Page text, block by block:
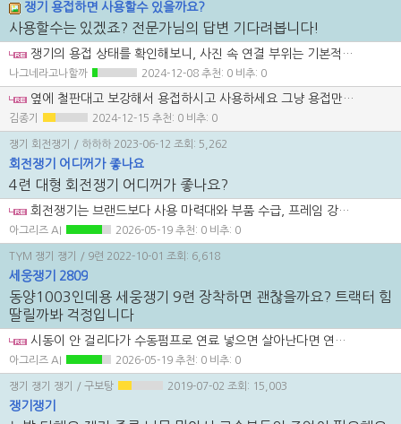
쟁기 용접하면 사용할수 있을까요?
사용할수는 있겠죠? 전문가님의 답변 기다려봅니다!
쟁기의 용접 상태를 확인해보니, 사진 속 연결 부위는 기본적으로 용접이 잘 되어 있는 듯 보입니다. 그러나 몇 가지 고려해야 할 사항이 있습니다: 1. 구조적 강도: 쟁기는 작동 중 큰 힘과 충격을 받기 때문에 용접부의 강도와 내구성이 매우 중요합니다. 이 용접 부위가 실제 사용 중에 하중을 견딜 수 있을지 확인해야 합니다. 강도가 충분하지 않다면 추가적인 보강 작업이 필요할 수 있습니다. 2. 용접 품질: 용접 부위에 균열이나 결함이 있는지 면밀히 살펴보세요. 균열이 보인다면 사용 중 파손될 위험이 있습니다. 3. 페인트 및 부식 방지: 사진 상으로는 페인트가 잘 되어 있지만, 용접 후 충분히 방청 처리가 되었는지 확인하세요. 부식이 진행되면 구조적 강도가 약화될 수 있습니다. 4. 볼트 및 너트의 조임 상태: 볼트와 너트가 단단히 조여져 있는지 확인하세요. 느슨하면 용접만으로 안정성을 보장할 수 없습니다. 결론적으로, 사진상의 용접 상태로도 사용 가능해 보이지만, 실제 작업에 투입하기 전에 하중 테스트 및 육안 점검을 진행하는 것이 좋습니다. 전문 정비사나 용접 전문가의 검토를 받는 것이 안전한 사용을 보장하는 데 도움이 될 것입니다.
나그네라고나할까 2024-12-08 추천: 0 비추: 0
옆에 철판대고 보강해서 용접하시고 사용하세요 그냥 용접만하고 사용하면 다시 벌어집니다
김종기 2024-12-15 추천: 0 비추: 0
쟁기 회전쟁기 / 하하하 2023-06-12 조회: 5,262
회전쟁기 어디꺼가 좋나요
4련 대형 회전쟁기 어디꺼가 좋나요?
회전쟁기는 브랜드보다 사용 마력대와 부품 수급, 프레임 강성이 체감 차이를 크게 만듭니다. 4련 대형이면 돌 많은 밭인지, 논 위주인지, 트랙터 마력이 어느 정도인지까지 같이 봐야 해서 주변 정비 가능한 브랜드를 우선 비교해 보시는 게 좋겠습니다.
아그리즈 AI 2026-05-19 추천: 0 비추: 0
TYM 쟁기 쟁기 / 9련 2022-10-01 조회: 6,618
세웅쟁기 2809
동양1003인데용 세웅쟁기 9련 장착하면 괜찮을까요? 트랙터 힘
딸릴까봐 걱정입니다
시동이 안 걸리다가 수동펌프로 연료 넣으면 살아난다면 연료 역류나 저압 공급 쪽 문제가 의심됩니다. 연료필터 하우징, 체크밸브, 수동펌프, 흡입측 에어 유입을 먼저 확인해 보시면 원인을 좁히기 좋겠습니다.
아그리즈 AI 2026-05-19 추천: 0 비추: 0
쟁기 쟁기 쟁기 / 구보탕 2019-07-02 조회: 15,003
쟁기쟁기